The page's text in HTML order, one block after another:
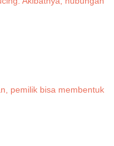
pemilik bisa membentuk